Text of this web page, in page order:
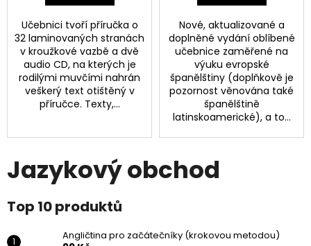
Učebnici tvoří příručka o
32 laminovaných stranách
v kroužkové vazbě a dvě
audio CD, na kterých je
rodilými muvčími nahrán
veškerý text otištěný v
příručce. Texty,...
Nové, aktualizované a
doplněné vydání oblíbené
učebnice zaměřené na
výuku evropské
španělštiny (doplňkově je
pozornost věnována také
španělštině
latinskoamerické), a to...
Jazykový obchod
Top 10 produktů
Angličtina pro začátečníky (krokovou metodou)